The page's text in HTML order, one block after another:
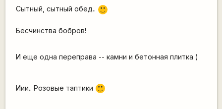
Сытный, сытный обед.. :)
Бесчинства бобров!
И еще одна переправа -- камни и бетонная плитка )
Иии.. Розовые таптики :)